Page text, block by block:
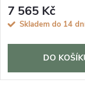
7 565 Kč
Skladem do 14
DO